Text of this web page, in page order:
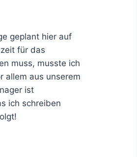
geplant hier auf
für das
muss, musste ich
allem aus unserem
ist
ich schreiben